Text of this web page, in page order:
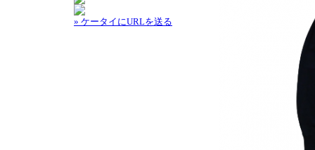
» ケータイにURLを送る